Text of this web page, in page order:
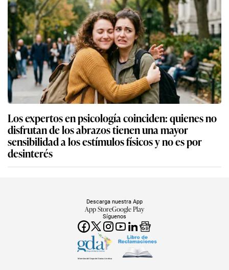
Los expertos en psicología coinciden: quienes no
disfrutan de los abrazos tienen una mayor
sensibilidad a los estímulos físicos y no es por
desinterés
Síguenos
Descarga nuestra App
App StoreGoogle Play
Miembro del Grupo de Diarios América